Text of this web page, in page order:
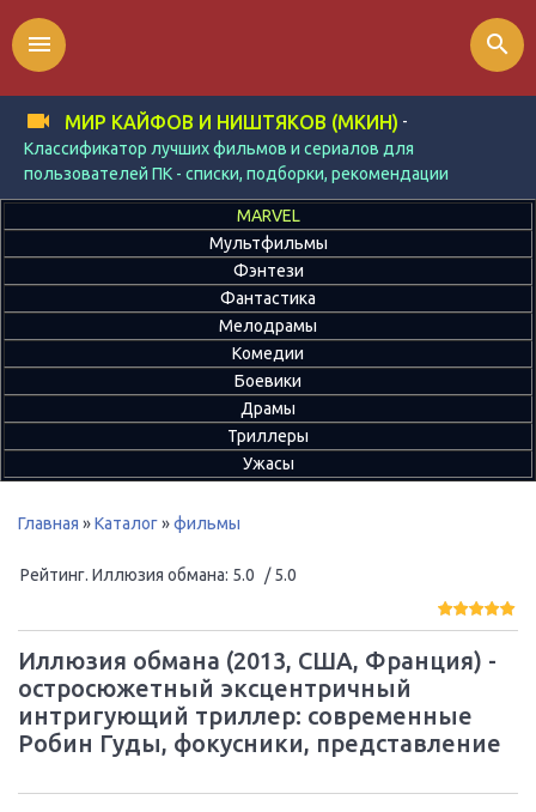
МИР КАЙФОВ И НИШТЯКОВ (МКИН) -
Классификатор лучших фильмов и сериалов для
пользователей ПК - списки, подборки, рекомендации
menu search
MARVEL
Мультфильмы
Фэнтези
Фантастика
Мелодрамы
Комедии
Боевики
Драмы
Триллеры
Ужасы
Главная »Каталог»фильмы
Рейтинг. Иллюзия обмана: 5.0 / 5.0
Иллюзия обмана (2013, США, Франция) -
остросюжетный эксцентричный
интригующий триллер: современные
Робин Гуды, фокусники, представление